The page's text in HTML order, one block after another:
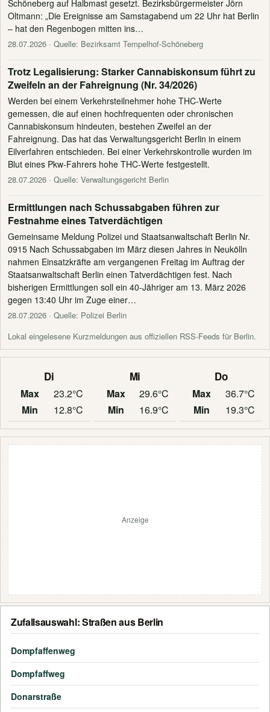
Schöneberg auf Halbmast gesetzt. Bezirksbürgermeister Jörn
Oltmann: „Die Ereignisse am Samstagabend um 22 Uhr hat Berlin
– hat den Regenbogen mitten ins…
28.07.2026 · Quelle: Bezirksamt Tempelhof-Schöneberg
Trotz Legalisierung: Starker Cannabiskonsum führt zu
Zweifeln an der Fahreignung (Nr. 34/2026)
Werden bei einem Verkehrsteilnehmer hohe THC-Werte
gemessen, die auf einen hochfrequenten oder chronischen
Cannabiskonsum hindeuten, bestehen Zweifel an der
Fahreignung. Das hat das Verwaltungsgericht Berlin in einem
Eilverfahren entschieden. Bei einer Verkehrskontrolle wurden im
Blut eines Pkw-Fahrers hohe THC-Werte festgestellt.
28.07.2026 · Quelle: Verwaltungsgericht Berlin
Ermittlungen nach Schussabgaben führen zur
Festnahme eines Tatverdächtigen
Gemeinsame Meldung Polizei und Staatsanwaltschaft Berlin Nr.
0915 Nach Schussabgaben im März diesen Jahres in Neukölln
nahmen Einsatzkräfte am vergangenen Freitag im Auftrag der
Staatsanwaltschaft Berlin einen Tatverdächtigen fest. Nach
bisherigen Ermittlungen soll ein 40-Jähriger am 13. März 2026
gegen 13:40 Uhr im Zuge einer…
28.07.2026 · Quelle: Polizei Berlin
Lokal eingelesene Kurzmeldungen aus offiziellen RSS-Feeds für Berlin.
Di
Max
23.2°C
Min
12.8°C
Mi
Max
29.6°C
Min
16.9°C
Do
Max
36.7°C
Min
19.3°C
Anzeige
Zufallsauswahl: Straßen aus Berlin
Dompfaffenweg
Dompfaffweg
Donarstraße